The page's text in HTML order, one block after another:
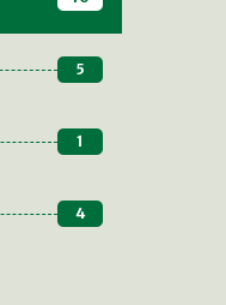
5
1
4